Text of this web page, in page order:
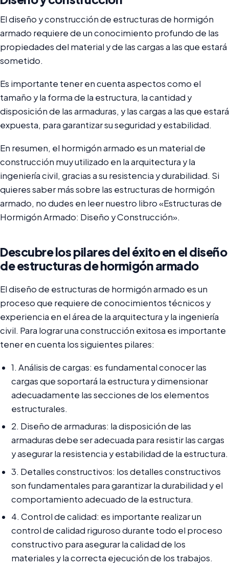
El diseño y construcción de estructuras de hormigón
armado requiere de un conocimiento profundo de las
propiedades del material y de las cargas a las que estará
sometido.
Es importante tener en cuenta aspectos como el
tamaño y la forma de la estructura, la cantidad y
disposición de las armaduras, y las cargas a las que estará
expuesta, para garantizar su seguridad y estabilidad.
En resumen, el hormigón armado es un material de
construcción muy utilizado en la arquitectura y la
ingeniería civil, gracias a su resistencia y durabilidad. Si
quieres saber más sobre las estructuras de hormigón
armado, no dudes en leer nuestro libro «Estructuras de
Hormigón Armado: Diseño y Construcción».
Descubre los pilares del éxito en el diseño
de estructuras de hormigón armado
El diseño de estructuras de hormigón armado es un
proceso que requiere de conocimientos técnicos y
experiencia en el área de la arquitectura y la ingeniería
civil. Para lograr una construcción exitosa es importante
tener en cuenta los siguientes pilares:
1. Análisis de cargas: es fundamental conocer las
cargas que soportará la estructura y dimensionar
adecuadamente las secciones de los elementos
estructurales.
2. Diseño de armaduras: la disposición de las
armaduras debe ser adecuada para resistir las cargas
y asegurar la resistencia y estabilidad de la estructura.
3. Detalles constructivos: los detalles constructivos
son fundamentales para garantizar la durabilidad y el
comportamiento adecuado de la estructura.
4. Control de calidad: es importante realizar un
control de calidad riguroso durante todo el proceso
constructivo para asegurar la calidad de los
materiales y la correcta ejecución de los trabajos.